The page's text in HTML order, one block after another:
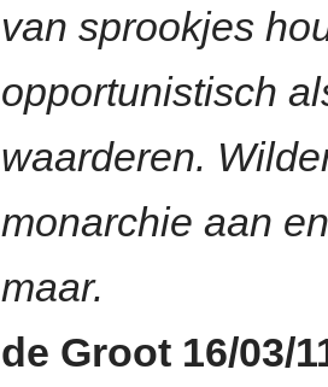
van sprookjes
opportunistisch
waarderen.
monarchie aan
maar.
de Groot 16/03/